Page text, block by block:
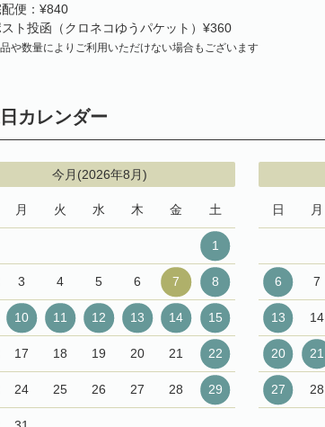
便：¥840
ト投函（クロネコゆうパケット）¥360
や数量によりご利用いただけない場合もございます
カレンダー
今月(2026年8月)
月 火 水 木 金 土
1
3 4 5 6 7 8
10 11 12 13 14 15
17 18 19 20 21 22
24 25 26 27 28 29
日 月
6 7
13 14
20 21
27 28